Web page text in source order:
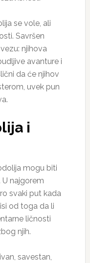
se vole, ali
Savršen
njihova
avanture i
da će njihov
uvek pun
i
mogu biti
U najgorem
svaki put kada
od toga da li
ličnosti
njih.
savestan,